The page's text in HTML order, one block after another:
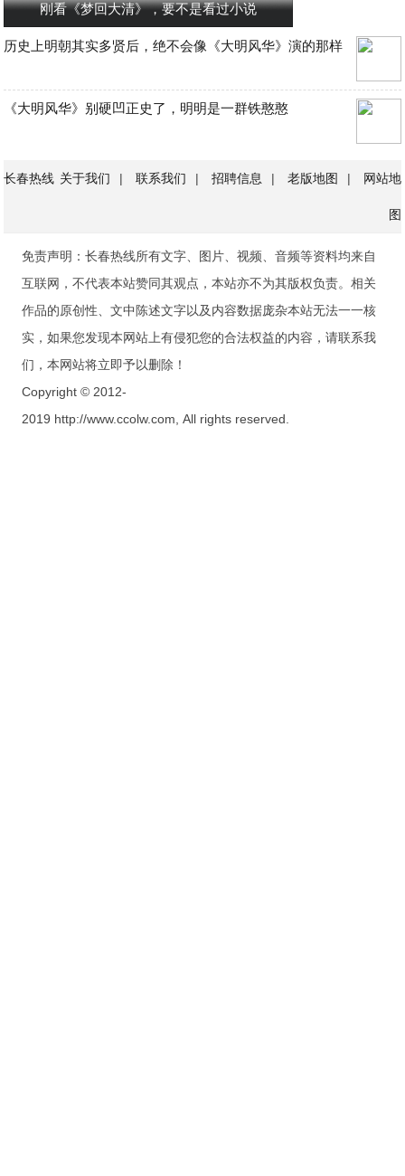
刚看《梦回大清》，要不是看过小说
历史上明朝其实多贤后，绝不会像《大明风华》演的那样
《大明风华》别硬凹正史了，明明是一群铁憨憨
长春热线 关于我们 | 联系我们 | 招聘信息 | 老版地图 | 网站地
图
免责声明：长春热线所有文字、图片、视频、音频等资料均来自
互联网，不代表本站赞同其观点，本站亦不为其版权负责。相关
作品的原创性、文中陈述文字以及内容数据庞杂本站无法一一核
实，如果您发现本网站上有侵犯您的合法权益的内容，请联系我
们，本网站将立即予以删除！
Copyright © 2012-
2019 http://www.ccolw.com, All rights reserved.